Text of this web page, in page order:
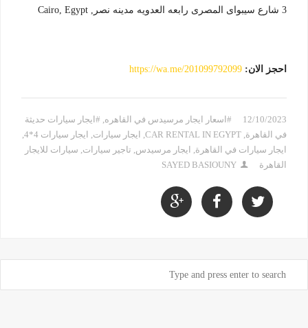
3 شارع سيبواى المصرى رابعه العدويه مدينه نصر, Cairo, Egypt
احجز الان: https://wa.me/201099792099
12/10/2023 #اسعار ايجار مرسيدس في القاهره, #ايجار سيارات حديثة
في القاهرة,
CAR RENTAL IN EGYPT
, ايجار سيارات, ايجار سيارات 4*4
,
ايجار سيارات في القاهرة, ايجار مرسيدس, تاجير سيارات, سيارات للايجار
القاهرة
SAYED BASIOUNY